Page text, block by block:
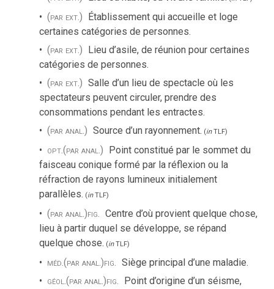
(par ext.) Établissement qui accueille et loge
certaines catégories de personnes.
(par ext.) Lieu d’asile, de réunion pour certaines
catégories de personnes.
(par ext.) Salle d’un lieu de spectacle où les
spectateurs peuvent circuler, prendre des
consommations pendant les entractes.
(par anal.) Source d’un rayonnement. (inTLF)
opt.(par anal.) Point constitué par le sommet du
faisceau conique formé par la réflexion ou la
réfraction de rayons lumineux initialement
parallèles. (inTLF)
(par anal.)fig. Centre d’où provient quelque chose,
lieu à partir duquel se développe, se répand
quelque chose. (inTLF)
méd.(par anal.)fig. Siège principal d’une maladie.
géol.(par anal.)fig. Point d’origine d’un séisme,